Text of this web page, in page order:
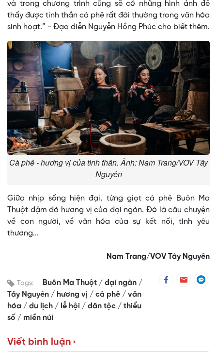
và trong chương trình cũng sẽ có những hình ảnh để
thấy được tinh thần cà phê rất đời thường trong văn hóa
sinh hoạt.” - Đạo diễn Nguyễn Hồng Phúc cho biết thêm.
Cà phê - hương vị của tình thân. Ảnh: Nam Trang/VOV Tây
Nguyên
Giữa nhịp sống hiện đại, từng giọt cà phê Buôn Ma
Thuột đậm đà hương vị của đại ngàn. Đó là câu chuyện
về con người, về văn hóa của sự kết nối, tình yêu
thương...
Nam Trang/VOV Tây Nguyên
Tags: Buôn Ma Thuột
đại ngàn
Tây Nguyên
hương vị cà phê
văn
hóa
du lịch lễ hội dân tộc
thiểu
số
miền núi
Viết bình luận